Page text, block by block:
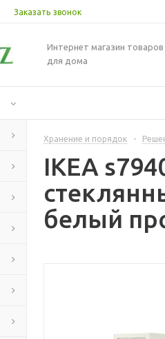
Заказать звонок
Интернет магазин товаров
для дома
Хранение и порядок -
IKEA
белый